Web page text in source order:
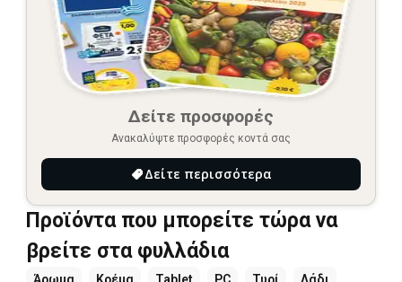
Δείτε προσφορές
Ανακαλύψτε προσφορές κοντά σας
Δείτε περισσότερα
Προϊόντα που μπορείτε τώρα να
βρείτε στα φυλλάδια